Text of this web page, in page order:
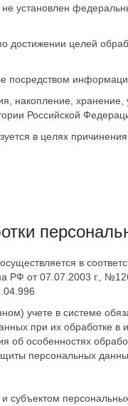
установлен
целей
накопление,
Российской
в целях
в
РФ от 07.07.2003 г.,
учете в системе
при их обработке
особенностях
персональных
персональных